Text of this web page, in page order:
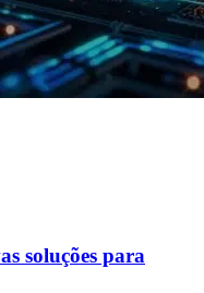
soluções para